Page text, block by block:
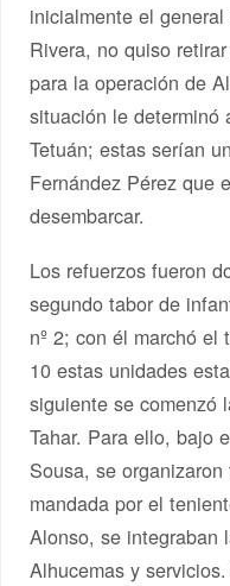
inicialmente el
Rivera, no quiso
para la operación de
situación le determinó
Tetuán; estas serían
Fernández Pérez que
desembarcar.
Los refuerzos fueron
segundo tabor de
nº 2; con él marchó
10 estas unidades
siguiente se comenzó
Tahar. Para ello, bajo
Sousa, se
mandada por el
Alonso, se integraban
Alhucemas y